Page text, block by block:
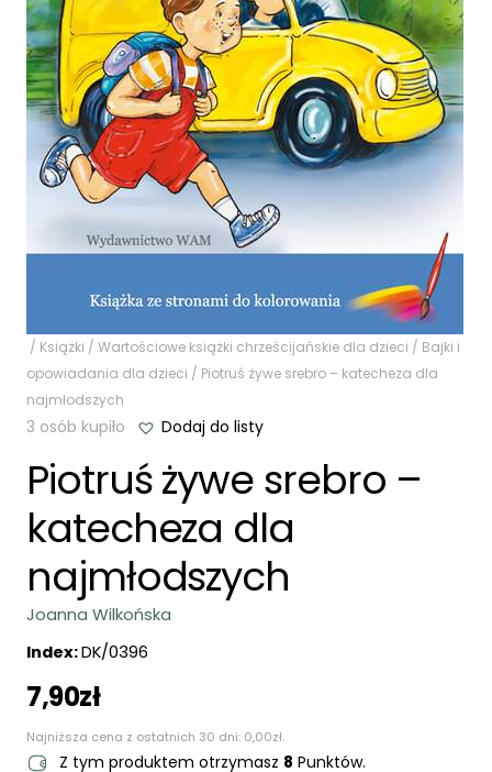
/ Książki / Wartościowe książki chrześcijańskie dla dzieci / Bajki i
opowiadania dla dzieci / Piotruś żywe srebro – katecheza dla
najmłodszych
3 osób kupiło Dodaj do listy
Piotruś żywe srebro –
katecheza dla
najmłodszych
Joanna Wilkońska
Index:DK/0396
7,90zł
Najniższa cena z ostatnich 30 dni: 0,00zł.
Z tym produktem otrzymasz 8 Punktów.